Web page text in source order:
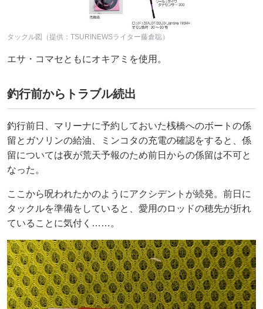
タックル図（提供：TSURINEWSライター藤倉聡）
エサ・コマセともにオキアミを使用。
釣行前からトラブル続出
釣行前日、マリーナに予約しておいた桟橋へのボートの係
留とガソリンの給油、ミンコタの充電の確認をすると、係
留については夜が荒天予報のため前日からの係留は不可と
なった。
ここから呪われたかのようにアクシデントが続発。前日に
タックルを準備をしていると、愛用のロッドの穂先が折れ
ていることに気付く……。